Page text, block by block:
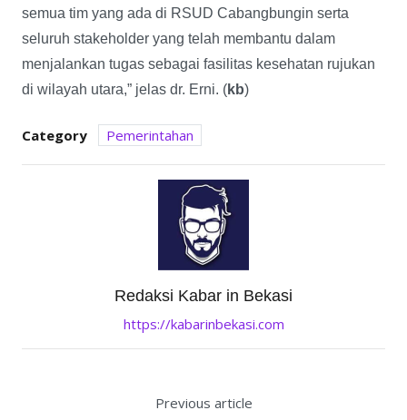
semua tim yang ada di RSUD Cabangbungin serta
seluruh stakeholder yang telah membantu dalam
menjalankan tugas sebagai fasilitas kesehatan rujukan
di wilayah utara,” jelas dr. Erni. (kb)
Category Pemerintahan
Redaksi Kabar in Bekasi
https://kabarinbekasi.com
Previous article